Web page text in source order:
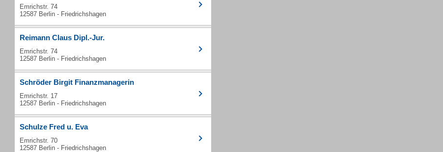
Emrichstr. 74
12587 Berlin - Friedrichshagen
Reimann Claus Dipl.-Jur.
Emrichstr. 74
12587 Berlin - Friedrichshagen
Schröder Birgit Finanzmanagerin
Emrichstr. 17
12587 Berlin - Friedrichshagen
Schulze Fred u. Eva
Emrichstr. 70
12587 Berlin - Friedrichshagen